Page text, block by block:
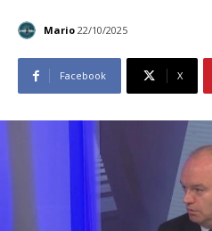
Mario 22/10/2025
Facebook X